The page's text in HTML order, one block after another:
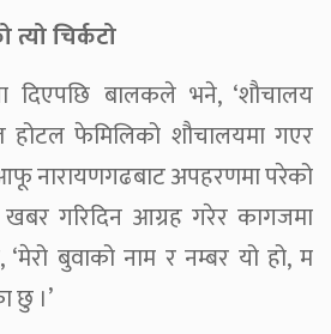
चिर्कटो
दिएपछि बालकले भने, ‘शौचालय
होटल फेमिलिको शौचालयमा गएर
नारायणगढबाट अपहरणमा परेको
खबर गरिदिन आग्रह गरेर कागजमा
बुवाको नाम र नम्बर यो हो, म
छु ।’